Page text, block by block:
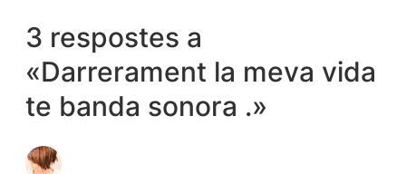
3 respostes a
«Darrerament la meva vida
te banda sonora .»